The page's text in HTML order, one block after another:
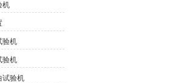
机
验机
验机
试验机